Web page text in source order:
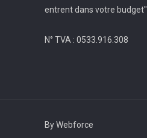
entrent dans votre budget".
N° TVA : 0533.916.308
By Webforce